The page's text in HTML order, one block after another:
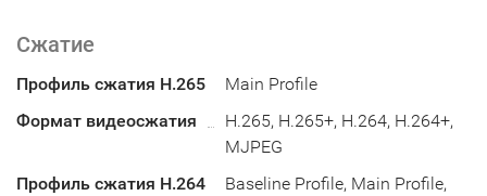
Сжатие
Профиль сжатия H.265
Main Profile
Формат видеосжатия
H.265, H.265+, H.264, H.264+,
MJPEG
Профиль сжатия H.264
Baseline Profile, Main Profile,